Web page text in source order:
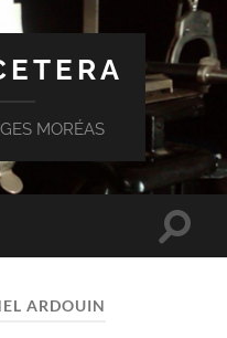
MORÉAS
Toggle
ARDOUIN